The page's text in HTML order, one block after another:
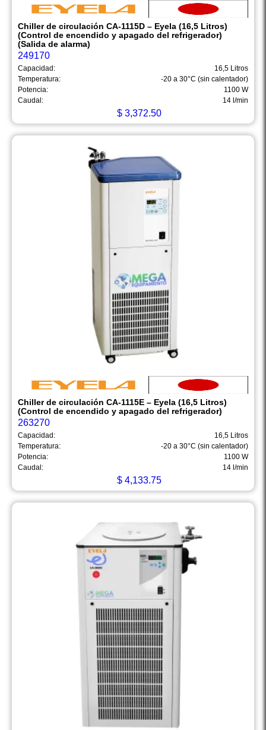
Chiller de circulación CA-1115D – Eyela (16,5 Litros)
(Control de encendido y apagado del refrigerador)
(Salida de alarma)
249170
Capacidad:
16,5 Litros
Temperatura:
-20 a 30°C (sin calentador)
Potencia:
1100 W
Caudal:
14 l/min
$3,372.50
Chiller de circulación CA-1115E – Eyela (16,5 Litros)
(Control de encendido y apagado del refrigerador)
263270
Capacidad:
16,5 Litros
Temperatura:
-20 a 30°C (sin calentador)
Potencia:
1100 W
Caudal:
14 l/min
$4,133.75